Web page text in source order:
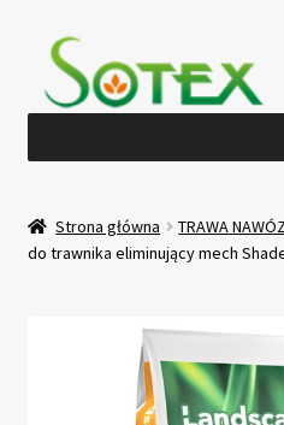
Przejdź
nawigacji
Przejdź
treści
Strona główna TRAWA
do trawnika eliminujący mech